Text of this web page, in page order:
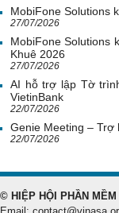
MobiFone Solutions
27/07/2026
MobiFone Solutions
Khuê 2026
27/07/2026
AI hỗ trợ lập Tờ
VietinBank
22/07/2026
Genie Meeting – Trợ
22/07/2026
© HIỆP HỘI PHẦN